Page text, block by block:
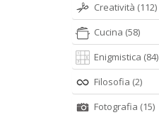
Creatività (112)
Cucina (58)
Enigmistica (84)
Filosofia (2)
Fotografia (15)